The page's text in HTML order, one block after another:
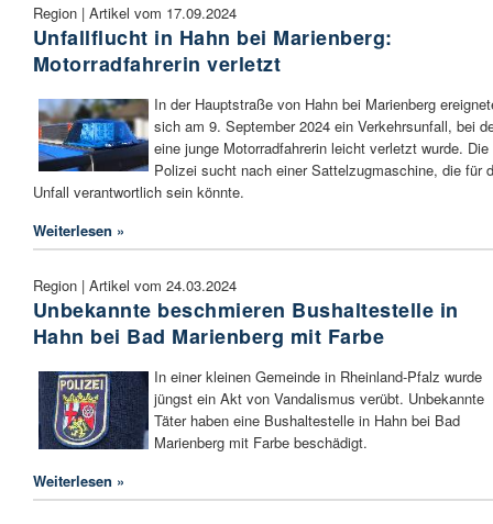
Region | Artikel vom 17.09.2024
Unfallflucht in Hahn bei Marienberg:
Motorradfahrerin verletzt
In der Hauptstraße von Hahn bei Marienberg
sich am 9. September 2024 ein Verkehrsunfall, bei
eine junge Motorradfahrerin leicht verletzt wurde. Die
Polizei sucht nach einer Sattelzugmaschine, die für
Unfall verantwortlich sein könnte.
Weiterlesen »
Region | Artikel vom 24.03.2024
Unbekannte beschmieren Bushaltestelle in
Hahn bei Bad Marienberg mit Farbe
In einer kleinen Gemeinde in Rheinland-Pfalz wurde
jüngst ein Akt von Vandalismus verübt. Unbekannte
Täter haben eine Bushaltestelle in Hahn bei Bad
Marienberg mit Farbe beschädigt.
Weiterlesen »